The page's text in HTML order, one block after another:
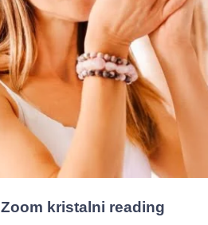
Zoom kristalni reading